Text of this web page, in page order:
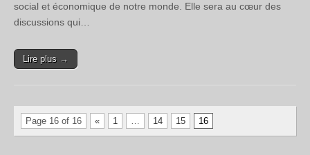
social et économique de notre monde. Elle sera au cœur des
discussions qui…
Lire plus →
Page 16 of 16 « 1 … 14 15 16